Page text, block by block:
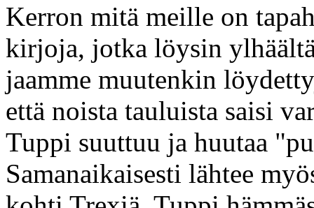
Kerron mitä meille on
kirjoja, jotka löysin
jaamme muutenkin
että noista tauluista saisi
Tuppi suuttuu ja huutaa
Samanaikaisesti lähtee